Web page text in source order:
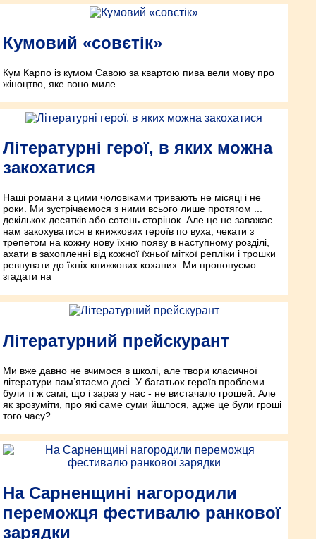
Кумовий «совєтік»
Кум Карпо із кумом Савою за квартою пива вели мову про
жіноцтво, яке воно миле.
Літературні герої, в яких можна
закохатися
Наші романи з цими чоловіками тривають не місяці і не
роки. Ми зустрічаємося з ними всього лише протягом ...
декількох десятків або сотень сторінок. Але це не заважає
нам закохуватися в книжкових героїв по вуха, чекати з
трепетом на кожну нову їхню появу в наступному розділі,
ахати в захопленні від кожної їхньої міткої репліки і трошки
ревнувати до їхніх книжкових коханих. Ми пропонуємо
згадати на
Літературний прейскурант
Ми вже давно не вчимося в школі, але твори класичної
літератури пам’ятаємо досі. У багатьох героїв проблеми
були ті ж самі, що і зараз у нас - не вистачало грошей. Але
як зрозуміти, про які саме суми йшлося, адже це були гроші
того часу?
На Сарненщині нагородили
переможця фестивалю ранкової
зарядки